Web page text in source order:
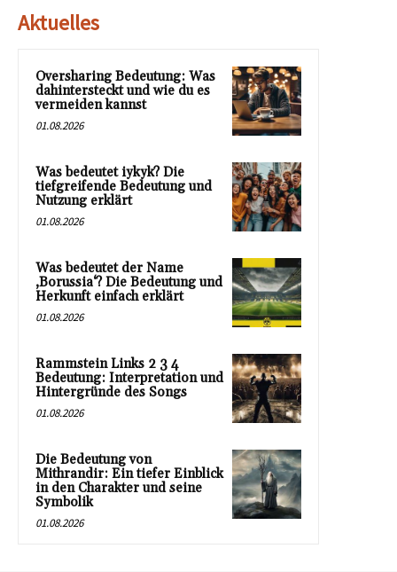
Aktuelles
Oversharing Bedeutung: Was
dahintersteckt und wie du es
vermeiden kannst
01.08.2026
Was bedeutet iykyk? Die
tiefgreifende Bedeutung und
Nutzung erklärt
01.08.2026
Was bedeutet der Name
‚Borussia‘? Die Bedeutung und
Herkunft einfach erklärt
01.08.2026
Rammstein Links 2 3 4
Bedeutung: Interpretation und
Hintergründe des Songs
01.08.2026
Die Bedeutung von
Mithrandir: Ein tiefer Einblick
in den Charakter und seine
Symbolik
01.08.2026